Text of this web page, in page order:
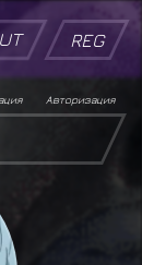
REG
Авторизация